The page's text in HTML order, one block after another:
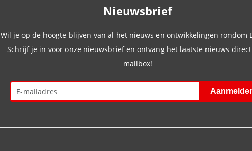
Nieuwsbrief
Wil je op de hoogte blijven van al het nieuws en ontwikkelingen rondom
Schrijf je in voor onze nieuwsbrief en ontvang het laatste nieuws
mailbox!